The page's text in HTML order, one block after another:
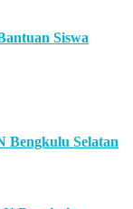
Siswa
Bengkulu Selatan